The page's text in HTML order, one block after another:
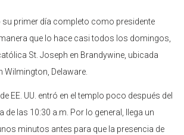
su primer día completo como presidente
que lo hace casi todos los domingos,
St. Joseph en Brandywine, ubicada
Wilmington, Delaware.
EE. UU. entró en el templo poco después del
de las 10:30 a.m. Por lo general, llega un
minutos antes para que la presencia de